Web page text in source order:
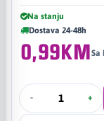
Na stanju
Dostava 24-48h
0,99KMSa
- +